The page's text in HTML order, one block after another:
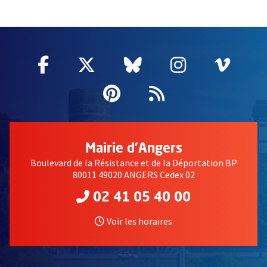
Facebook
, Ouvre une nouvelle fenêtre
Twitter
, Ouvre une nouvelle
Bluesky
, Ouvre une
Instagram
, Ouvre
,
Pinterest
, Ouvre une
Flux RSS
Mairie d'Angers
Boulevard de la Résistance et de la Déportation BP
80011 49020 ANGERS Cedex 02
02 41 05 40 00
Voir les horaires